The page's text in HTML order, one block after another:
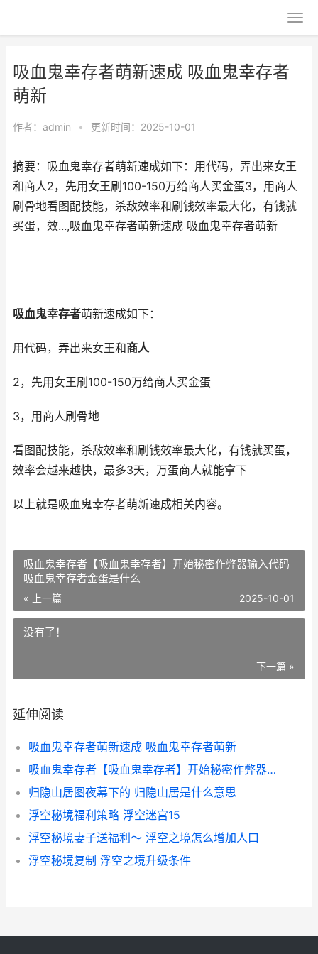
吸血鬼幸存者萌新速成 吸血鬼幸存者
萌新
作者： admin • 更新时间：2025-10-01
摘要：吸血鬼幸存者萌新速成如下：用代码，弄出来女王
和商人2，先用女王刷100-150万给商人买金蛋3，用商人
刷骨地看图配技能，杀敌效率和刷钱效率最大化，有钱就
买蛋，效...,吸血鬼幸存者萌新速成 吸血鬼幸存者萌新
吸血鬼幸存者萌新速成如下：
用代码，弄出来女王和商人
2，先用女王刷100-150万给商人买金蛋
3，用商人刷骨地
看图配技能，杀敌效率和刷钱效率最大化，有钱就买蛋，
效率会越来越快，最多3天，万蛋商人就能拿下
以上就是吸血鬼幸存者萌新速成相关内容。
吸血鬼幸存者【吸血鬼幸存者】开始秘密作弊器输入代码
吸血鬼幸存者金蛋是什么
« 上一篇 2025-10-01
没有了！
下一篇 »
延伸阅读
吸血鬼幸存者萌新速成 吸血鬼幸存者萌新
吸血鬼幸存者【吸血鬼幸存者】开始秘密作弊器输入代码 吸血鬼幸存者金蛋是什么
归隐山居图夜幕下的 归隐山居是什么意思
浮空秘境福利策略 浮空迷宫15
浮空秘境妻子送福利～ 浮空之境怎么增加人口
浮空秘境复制 浮空之境升级条件